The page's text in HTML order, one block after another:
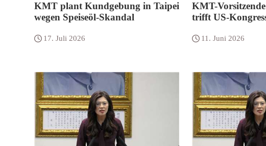
KMT plant Kundgebung in Taipei
wegen Speiseöl-Skandal
17. Juli 2026
KMT-
trifft US-
11. Juni 2026